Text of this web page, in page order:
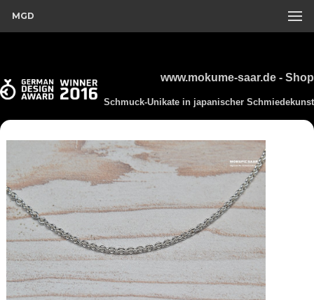
MGD
www.mokume-saar.de - Shop
Schmuck-Unikate in japanischer Schmiedekunst